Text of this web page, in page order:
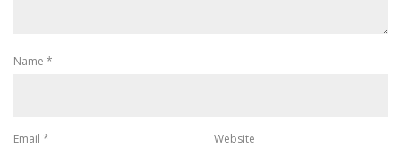
Name *
Email * Website